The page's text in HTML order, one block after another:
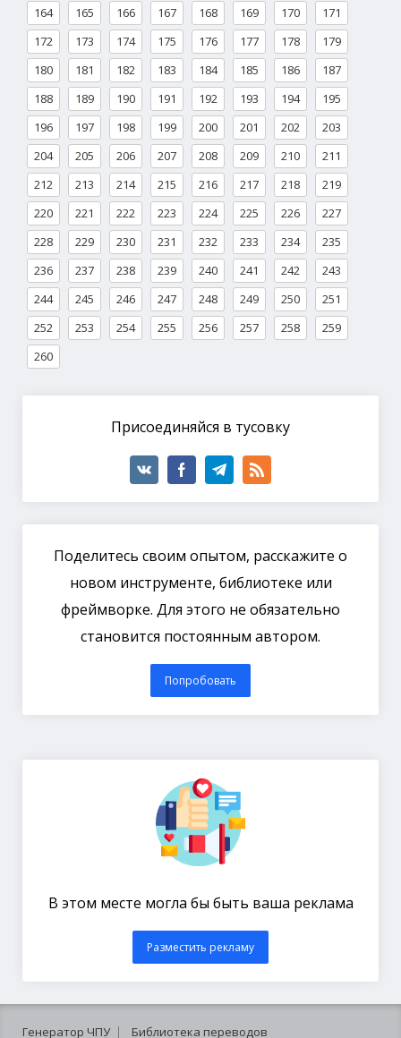
164
165 166 167 168 169 170
171
172
173 174 175 176 177 178
179
180
181 182 183 184 185 186
187
188
189 190 191 192 193 194
195
196
197 198 199 200 201 202
203
204
205 206 207 208 209 210
211
212
213 214 215 216 217 218
219
220
221 222 223 224 225 226
227
228
229 230 231 232 233 234
235
236
237 238 239 240 241 242
243
244
245 246 247 248 249 250
251
252
253 254 255 256 257 258
259
260
Присоединяйся в тусовку
Поделитесь своим опытом, расскажите о
новом инструменте, библиотеке или
фреймворке. Для этого не обязательно
становится постоянным автором.
Попробовать
В этом месте могла бы быть ваша реклама
Разместить рекламу
Генератор ЧПУ Библиотека переводов